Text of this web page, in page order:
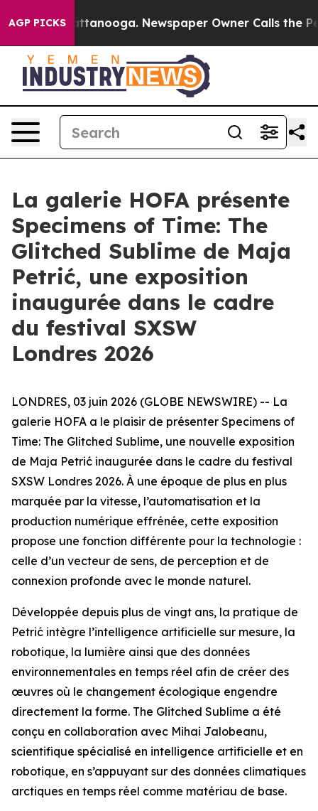
AGP PICKS
in Chattanooga. Newspaper Owner Calls the
La galerie HOFA présente
Specimens of Time: The
Glitched Sublime de Maja
Petrić, une exposition
inaugurée dans le cadre
du festival SXSW
Londres 2026
LONDRES, 03 juin 2026 (GLOBE NEWSWIRE) -- La
galerie HOFA a le plaisir de présenter Specimens of
Time: The Glitched Sublime, une nouvelle exposition
de Maja Petrić inaugurée dans le cadre du festival
SXSW Londres 2026. À une époque de plus en plus
marquée par la vitesse, l’automatisation et la
production numérique effrénée, cette exposition
propose une fonction différente pour la technologie :
celle d’un vecteur de sens, de perception et de
connexion profonde avec le monde naturel.
Développée depuis plus de vingt ans, la pratique de
Petrić intègre l’intelligence artificielle sur mesure, la
robotique, la lumière ainsi que des données
environnementales en temps réel afin de créer des
œuvres où le changement écologique engendre
directement la forme. The Glitched Sublime a été
conçu en collaboration avec Mihai Jalobeanu,
scientifique spécialisé en intelligence artificielle et en
robotique, en s’appuyant sur des données climatiques
arctiques en temps réel comme matériau de base.